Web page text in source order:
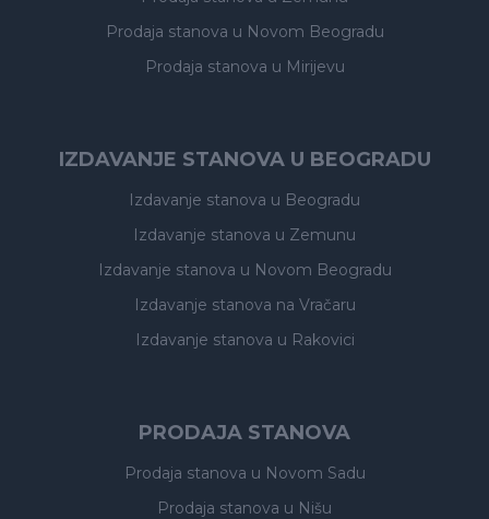
Prodaja stanova u Novom Beogradu
Prodaja stanova u Mirijevu
IZDAVANJE STANOVA U BEOGRADU
Izdavanje stanova u Beogradu
Izdavanje stanova u Zemunu
Izdavanje stanova u Novom Beogradu
Izdavanje stanova na Vračaru
Izdavanje stanova u Rakovici
PRODAJA STANOVA
Prodaja stanova u Novom Sadu
Prodaja stanova u Nišu